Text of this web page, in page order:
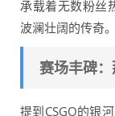
承载着无数粉丝
波澜壮阔的传奇。
赛场丰碑
提到CSGO的银